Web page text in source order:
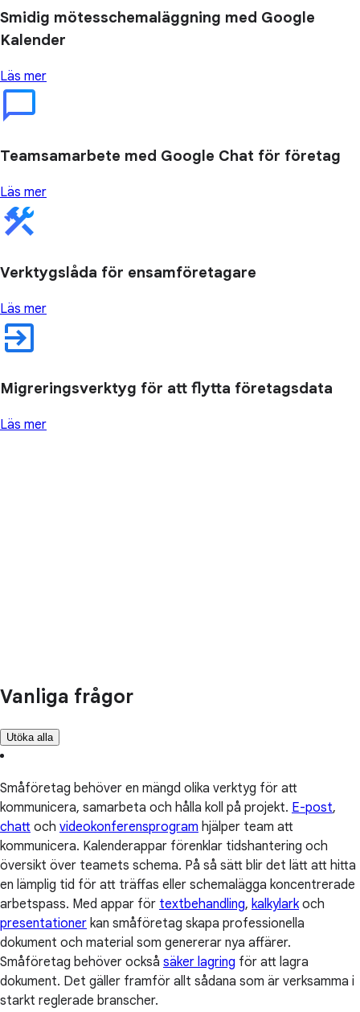
Smidig mötesschemaläggning med Google
Kalender
Läs mer
Teamsamarbete med Google Chat för företag
Läs mer
Verktygslåda för ensamföretagare
Läs mer
Migreringsverktyg för att flytta företagsdata
Läs mer
Vanliga frågor
Utöka alla
Småföretag behöver en mängd olika verktyg för att
kommunicera, samarbeta och hålla koll på projekt. E-post,
chatt och videokonferensprogram hjälper team att
kommunicera. Kalenderappar förenklar tidshantering och
översikt över teamets schema. På så sätt blir det lätt att hitta
en lämplig tid för att träffas eller schemalägga koncentrerade
arbetspass. Med appar för textbehandling, kalkylarkoch
presentationer kan småföretag skapa professionella
dokument och material som genererar nya affärer.
Småföretag behöver också säker lagring för att lagra
dokument. Det gäller framför allt sådana som är verksamma i
starkt reglerade branscher.